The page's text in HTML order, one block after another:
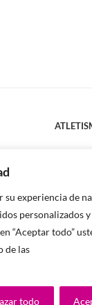
su experiencia de
personalizados
“Aceptar todo”
de las
todo